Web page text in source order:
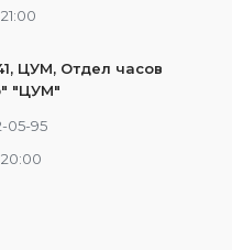
ЦУМ, Отдел часов
"ЦУМ"
05-95